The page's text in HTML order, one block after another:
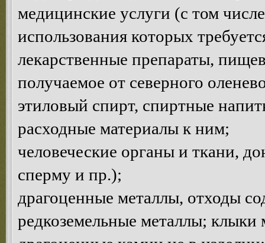
медицинские услуги (с том
использования которых
лекарственные препараты,
получаемое от северного
этиловый спирт, спиртные
расходные материалы к ним;
человеческие органы и ткани,
сперму и пр.);
драгоценные металлы, отходы
редкоземельные металлы;